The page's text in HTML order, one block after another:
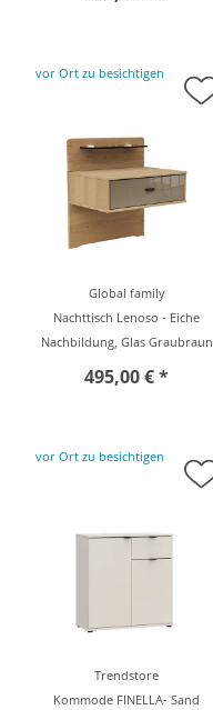
vor Ort zu besichtigen
Global family
Nachttisch Lenoso - Eiche
Nachbildung, Glas Graubraun
495,00 € *
vor Ort zu besichtigen
Trendstore
Kommode FINELLA- Sand